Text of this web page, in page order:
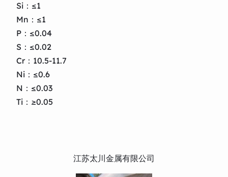
Si：≤1
Mn：≤1
P：≤0.04
S：≤0.02
Cr：10.5-11.7
Ni：≤0.6
N：≤0.03
Ti：≥0.05
江苏太川金属有限公司